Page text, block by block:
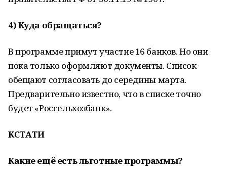
4) Куда обращаться?
В программе примут участие 16 банков. Но они
пока только оформляют документы. Список
обещают согласовать до середины марта.
Предварительно известно, что в списке точно
будет «Россельхозбанк».
КСТАТИ
Какие ещё есть льготные программы?